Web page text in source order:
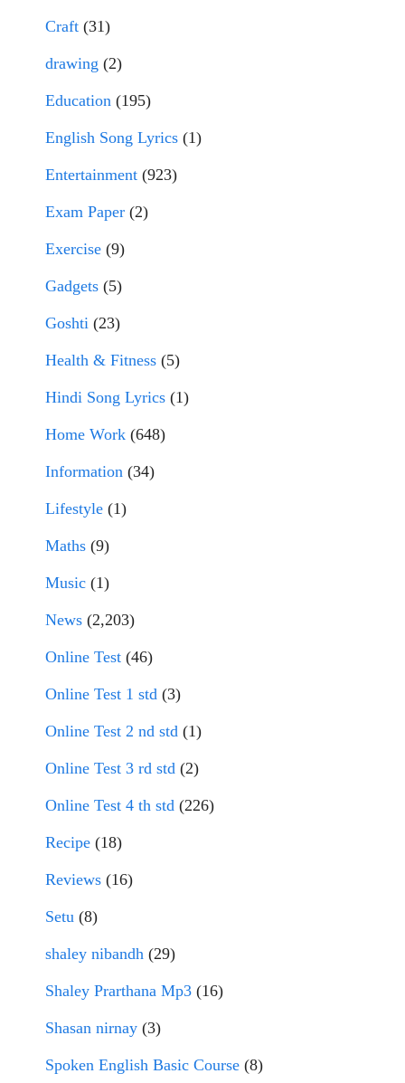
Craft (31)
drawing (2)
Education (195)
English Song Lyrics (1)
Entertainment (923)
Exam Paper (2)
Exercise (9)
Gadgets (5)
Goshti (23)
Health & Fitness (5)
Hindi Song Lyrics (1)
Home Work (648)
Information (34)
Lifestyle (1)
Maths (9)
Music (1)
News (2,203)
Online Test (46)
Online Test 1 std (3)
Online Test 2 nd std (1)
Online Test 3 rd std (2)
Online Test 4 th std (226)
Recipe (18)
Reviews (16)
Setu (8)
shaley nibandh (29)
Shaley Prarthana Mp3 (16)
Shasan nirnay (3)
Spoken English Basic Course (8)